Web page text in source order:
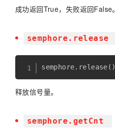
成功返回True，失败返回False。
semphore.release
semphore. release ( )
释放信号量。
semphore.getCnt